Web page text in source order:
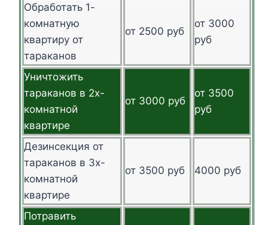
Обработать 1-
комнатную
квартиру от
тараканов
от 2500 руб
от 3000
руб
Уничтожить
тараканов в 2х-
комнатной
квартире
от 3000 руб
от 3500
руб
Дезинсекция от
тараканов в 3х-
комнатной
квартире
от 3500 руб 4000 руб
Потравить